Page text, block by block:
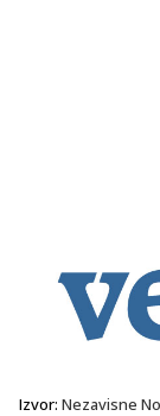
Izvor: Nezavisne